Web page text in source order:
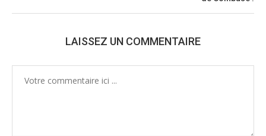
LAISSEZ UN COMMENTAIRE